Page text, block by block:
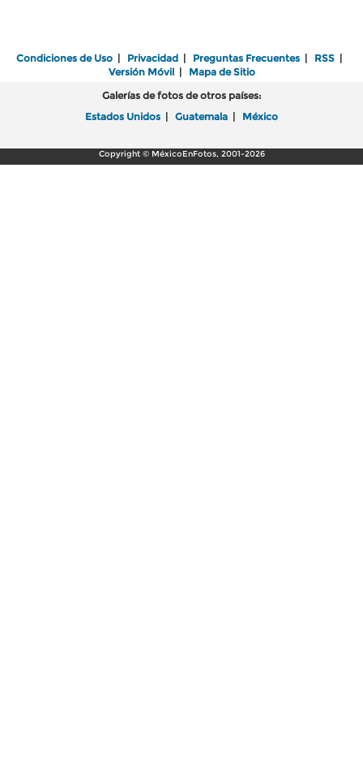
Condiciones de Uso | Privacidad | Preguntas Frecuentes | RSS |
Versión Móvil| Mapa de Sitio
Galerías de fotos de otros países:
Estados Unidos | Guatemala | México
Copyright © MéxicoEnFotos, 2001-2026